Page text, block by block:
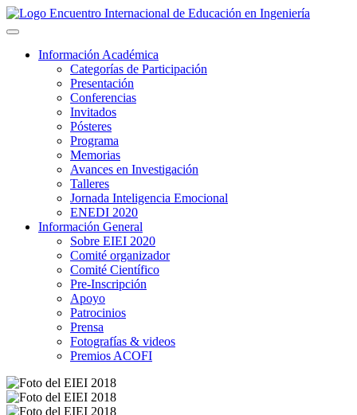
Información Académica
Categorías de Participación
Presentación
Conferencias
Invitados
Pósteres
Programa
Memorias
Avances en Investigación
Talleres
Jornada Inteligencia Emocional
ENEDI 2020
Información General
Sobre EIEI 2020
Comité organizador
Comité Científico
Pre-Inscripción
Apoyo
Patrocinios
Prensa
Fotografías & videos
Premios ACOFI